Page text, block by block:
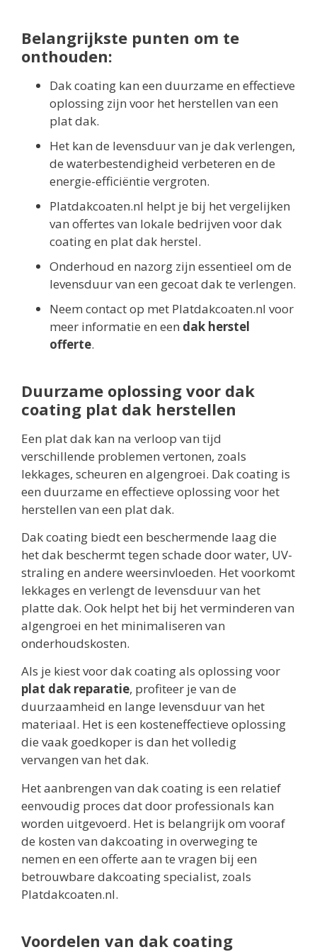
Belangrijkste punten om te
onthouden:
Dak coating kan een duurzame en effectieve
oplossing zijn voor het herstellen van een
plat dak.
Het kan de levensduur van je dak verlengen,
de waterbestendigheid verbeteren en de
energie-efficiëntie vergroten.
Platdakcoaten.nl helpt je bij het vergelijken
van offertes van lokale bedrijven voor dak
coating en plat dak herstel.
Onderhoud en nazorg zijn essentieel om de
levensduur van een gecoat dak te verlengen.
Neem contact op met Platdakcoaten.nl voor
meer informatie en een dak herstel
offerte.
Duurzame oplossing voor dak
coating plat dak herstellen
Een plat dak kan na verloop van tijd
verschillende problemen vertonen, zoals
lekkages, scheuren en algengroei. Dak coating is
een duurzame en effectieve oplossing voor het
herstellen van een plat dak.
Dak coating biedt een beschermende laag die
het dak beschermt tegen schade door water, UV-
straling en andere weersinvloeden. Het voorkomt
lekkages en verlengt de levensduur van het
platte dak. Ook helpt het bij het verminderen van
algengroei en het minimaliseren van
onderhoudskosten.
Als je kiest voor dak coating als oplossing voor
plat dak reparatie, profiteer je van de
duurzaamheid en lange levensduur van het
materiaal. Het is een kosteneffectieve oplossing
die vaak goedkoper is dan het volledig
vervangen van het dak.
Het aanbrengen van dak coating is een relatief
eenvoudig proces dat door professionals kan
worden uitgevoerd. Het is belangrijk om vooraf
de kosten van dakcoating in overweging te
nemen en een offerte aan te vragen bij een
betrouwbare dakcoating specialist, zoals
Platdakcoaten.nl.
Voordelen van dak coating